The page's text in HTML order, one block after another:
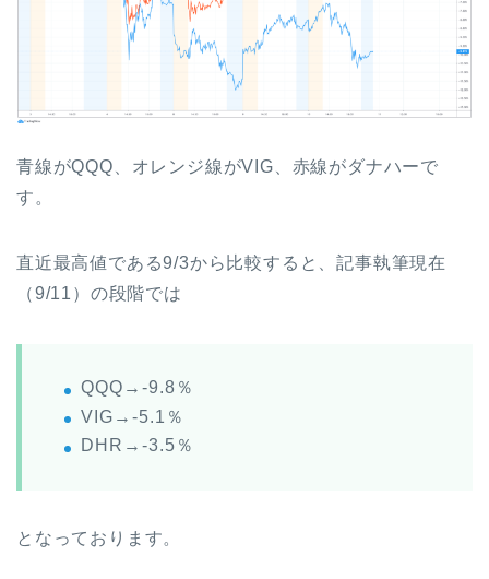
青線がQQQ、オレンジ線がVIG、赤線がダナハーで
す。
直近最高値である9/3から比較すると、記事執筆現在
（9/11）の段階では
QQQ→-9.8％
VIG→-5.1％
DHR→-3.5％
となっております。